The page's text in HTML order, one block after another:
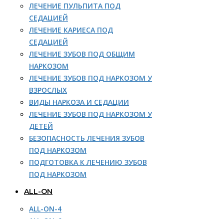
ЛЕЧЕНИЕ ПУЛЬПИТА ПОД
СЕДАЦИЕЙ
ЛЕЧЕНИЕ КАРИЕСА ПОД
СЕДАЦИЕЙ
ЛЕЧЕНИЕ ЗУБОВ ПОД ОБЩИМ
НАРКОЗОМ
ЛЕЧЕНИЕ ЗУБОВ ПОД НАРКОЗОМ У
ВЗРОСЛЫХ
ВИДЫ НАРКОЗА И СЕДАЦИИ
ЛЕЧЕНИЕ ЗУБОВ ПОД НАРКОЗОМ У
ДЕТЕЙ
БЕЗОПАСНОСТЬ ЛЕЧЕНИЯ ЗУБОВ
ПОД НАРКОЗОМ
ПОДГОТОВКА К ЛЕЧЕНИЮ ЗУБОВ
ПОД НАРКОЗОМ
ALL-ON
ALL-ON-4